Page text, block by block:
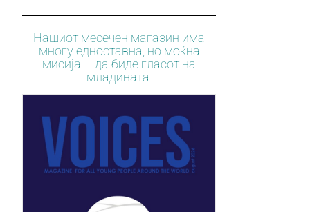
Нашиот месечен магазин има
многу едноставна, но моќна
мисија – да биде гласот на
младината.